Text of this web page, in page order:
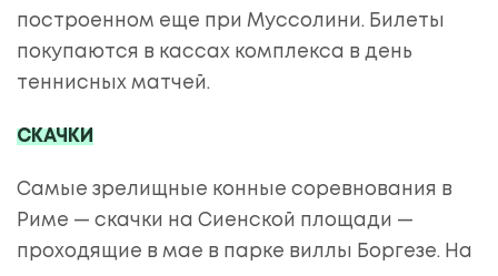
построенном еще при Муссолини. Билеты
покупаются в кассах комплекса в день
теннисных матчей.
СКАЧКИ
Самые зрелищные конные соревнования в
Риме — скачки на Сиенской площади —
проходящие в мае в парке виллы Боргезе. На